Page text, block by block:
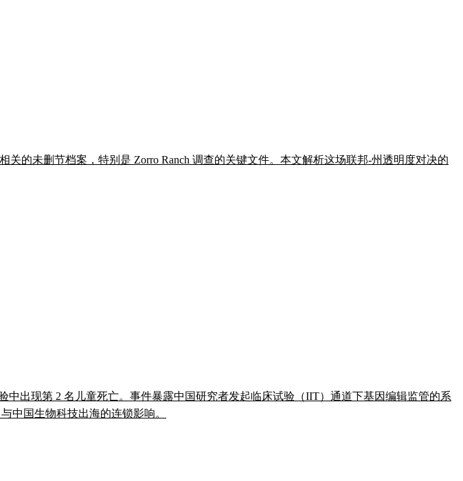
的未删节档案，特别是 Zorro Ranch 调查的关键文件。本文解析这场联邦-州透明度对决的
中出现第 2 名儿童死亡。事件暴露中国研究者发起临床试验（IIT）通道下基因编辑监管的系
中国生物科技出海的连锁影响。